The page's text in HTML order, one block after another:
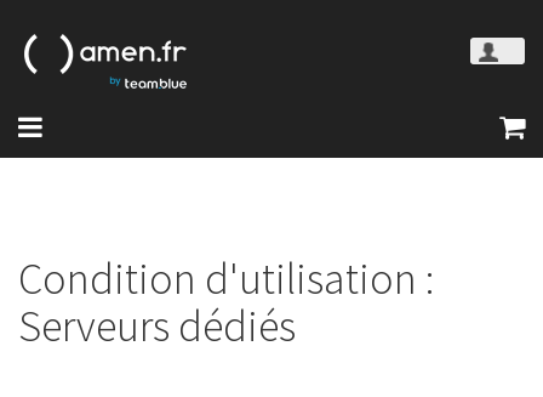
Condition d'utilisation :
Serveurs dédiés